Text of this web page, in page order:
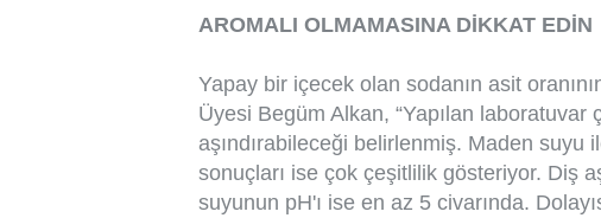
AROMALI OLMAMASINA DİKKAT EDİN
Yapay bir içecek olan sodanın asit
Üyesi Begüm Alkan, “Yapılan laboratuvar
aşındırabileceği belirlenmiş. Maden suyu
sonuçları ise çok çeşitlilik gösteriyor. Diş
suyunun pH'ı ise en az 5 civarında.